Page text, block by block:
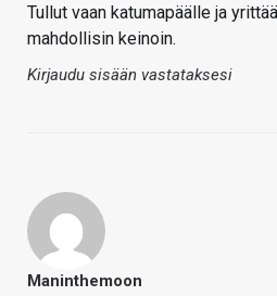
Tullut vaan katumapäälle ja
mahdollisin keinoin.
Kirjaudu sisään vastataksesi
Maninthemoon